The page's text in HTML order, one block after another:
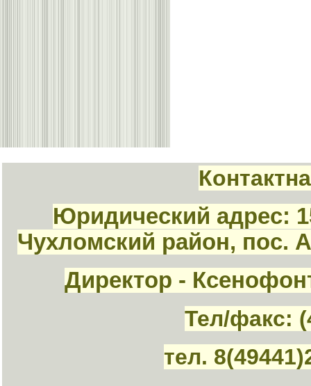
Юридический адрес:
Чухломский район, пос.
Директор -
Тел/факс:
тел.